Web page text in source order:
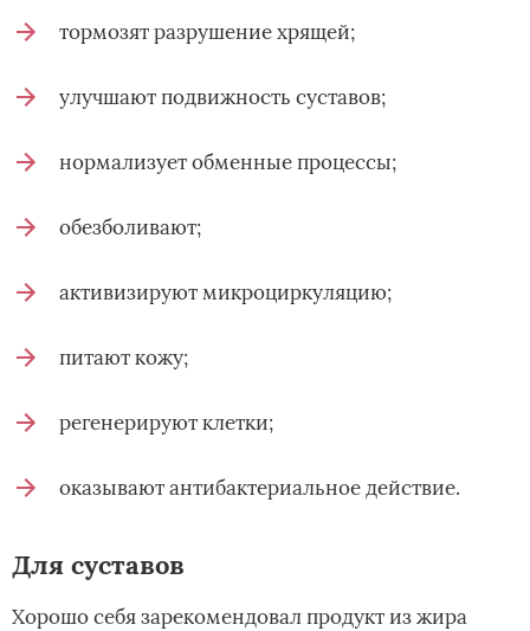
тормозят разрушение хрящей;
улучшают подвижность суставов;
нормализует обменные процессы;
обезболивают;
активизируют микроциркуляцию;
питают кожу;
регенерируют клетки;
оказывают антибактериальное действие.
Для суставов
Хорошо себя зарекомендовал продукт из жира